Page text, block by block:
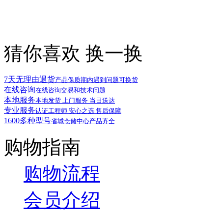
猜你喜欢 换一换
7天无理由退货产品保质期内遇到问题可换货
在线咨询在线咨询交易和技术问题
本地服务本地发货 上门服务 当日送达
专业服务认证工程师 安心之选 售后保障
1600多种型号省城仓储中心产品齐全
购物指南
购物流程
会员介绍